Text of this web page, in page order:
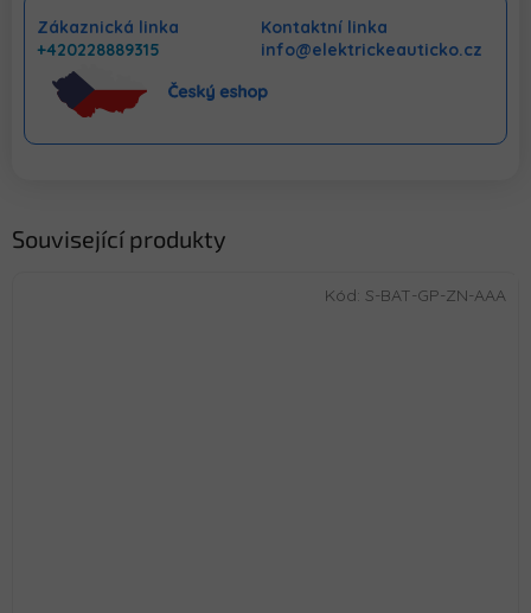
Zákaznická linka
+420228889315
Kontaktní linka
info@elektrickeauticko.cz
Související produkty
Kód: S-BAT-GP-ZN-AAA